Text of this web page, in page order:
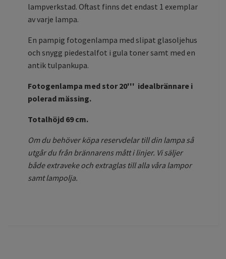
lampverkstad. Oftast finns det endast 1 exemplar
av varje lampa.
En pampig fotogenlampa med slipat glasoljehus
och snygg piedestalfot i gula toner samt med en
antik tulpankupa.
Fotogenlampa med stor 20''' idealbrännare i
polerad mässing.
Totalhöjd 69 cm.
Om du behöver köpa reservdelar till din lampa så
utgår du från brännarens mått i linjer. Vi säljer
både extraveke och extraglas till alla våra lampor
samt lampolja.